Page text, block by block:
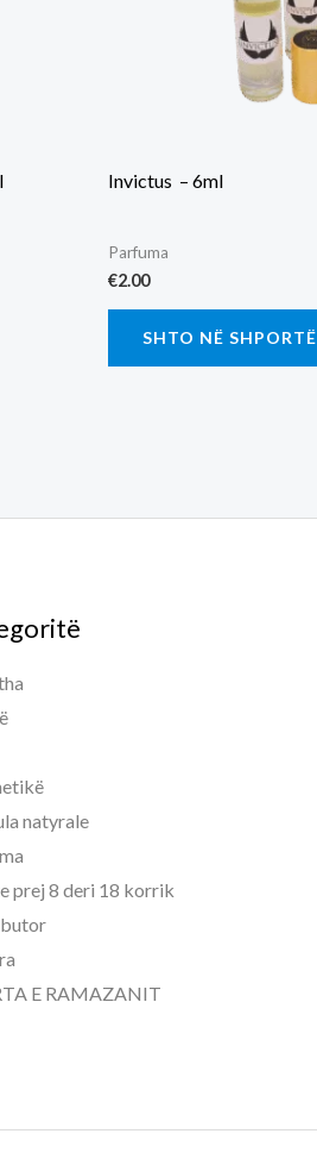
Invictus – 6ml
Parfuma
€2.00
SHTO NË SHPORTË
natyrale
prej 8 deri 18 korrik
E RAMAZANIT